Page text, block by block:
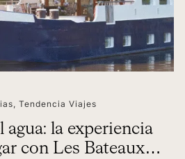
, Tendencia Viajes
agua: la experiencia
con Les Bateaux